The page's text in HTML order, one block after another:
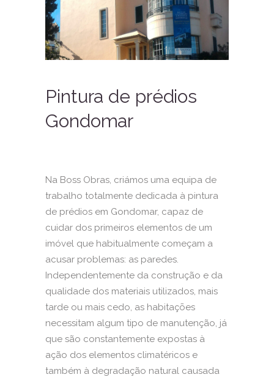
Pintura de prédios
Gondomar
Na Boss Obras, criámos uma equipa de
trabalho totalmente dedicada à pintura
de prédios em Gondomar, capaz de
cuidar dos primeiros elementos de um
imóvel que habitualmente começam a
acusar problemas: as paredes.
Independentemente da construção e da
qualidade dos materiais utilizados, mais
tarde ou mais cedo, as habitações
necessitam algum tipo de manutenção, já
que são constantemente expostas à
ação dos elementos climatéricos e
também à degradação natural causada